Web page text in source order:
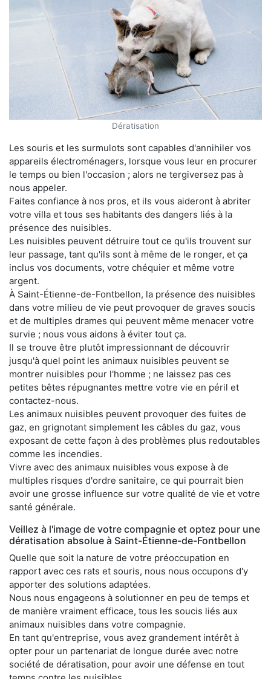
Dératisation
Les souris et les surmulots sont capables d'annihiler vos
appareils électroménagers, lorsque vous leur en procurer
le temps ou bien l'occasion ; alors ne tergiversez pas à
nous appeler.
Faites confiance à nos pros, et ils vous aideront à abriter
votre villa et tous ses habitants des dangers liés à la
présence des nuisibles.
Les nuisibles peuvent détruire tout ce qu'ils trouvent sur
leur passage, tant qu'ils sont à même de le ronger, et ça
inclus vos documents, votre chéquier et même votre
argent.
À Saint-Étienne-de-Fontbellon, la présence des nuisibles
dans votre milieu de vie peut provoquer de graves soucis
et de multiples drames qui peuvent même menacer votre
survie ; nous vous aidons à éviter tout ça.
Il se trouve être plutôt impressionnant de découvrir
jusqu'à quel point les animaux nuisibles peuvent se
montrer nuisibles pour l'homme ; ne laissez pas ces
petites bêtes répugnantes mettre votre vie en péril et
contactez-nous.
Les animaux nuisibles peuvent provoquer des fuites de
gaz, en grignotant simplement les câbles du gaz, vous
exposant de cette façon à des problèmes plus redoutables
comme les incendies.
Vivre avec des animaux nuisibles vous expose à de
multiples risques d'ordre sanitaire, ce qui pourrait bien
avoir une grosse influence sur votre qualité de vie et votre
santé générale.
Veillez à l'image de votre compagnie et optez pour une
dératisation absolue à Saint-Étienne-de-Fontbellon
Quelle que soit la nature de votre préoccupation en
rapport avec ces rats et souris, nous nous occupons d'y
apporter des solutions adaptées.
Nous nous engageons à solutionner en peu de temps et
de manière vraiment efficace, tous les soucis liés aux
animaux nuisibles dans votre compagnie.
En tant qu'entreprise, vous avez grandement intérêt à
opter pour un partenariat de longue durée avec notre
société de dératisation, pour avoir une défense en tout